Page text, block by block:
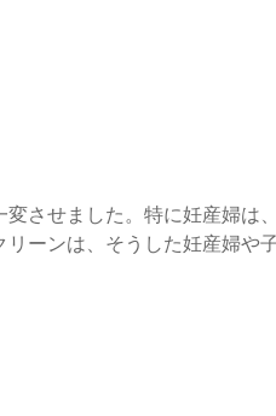
させました。特に妊産婦は
ーンは、そうした妊産婦や